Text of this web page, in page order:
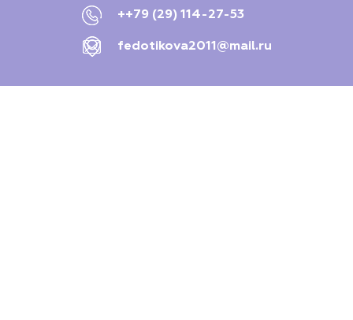
++79 (29) 114-27-53
fedotikova2011@mail.ru